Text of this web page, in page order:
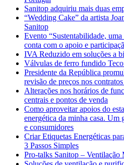
Sanitop adquiriu mais duas
“Wedding Cake” da artista
Sanitop
Evento “Sustentabilidade,
conta com o apoio e
IVA Reduzido em soluções a
Válvulas de ferro fundido
Presidente da República
revisão de preços nos
Alterações nos horários de
centrais e pontos de venda
Como aproveitar apoios do
energética da minha casa. Um
e consumidores
Criar Etiquetas Energéticas
3 Passos Simples
Pro-talks Sanitop – Ventilação